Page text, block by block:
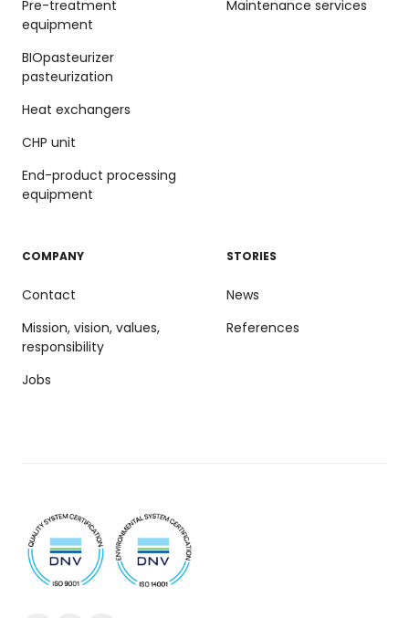
Pre-treatment
equipment
BIOpasteurizer
pasteurization
Heat exchangers
CHP unit
End-product processing
equipment
Maintenance services
COMPANY
Contact
Mission, vision, values,
responsibility
Jobs
STORIES
News
References